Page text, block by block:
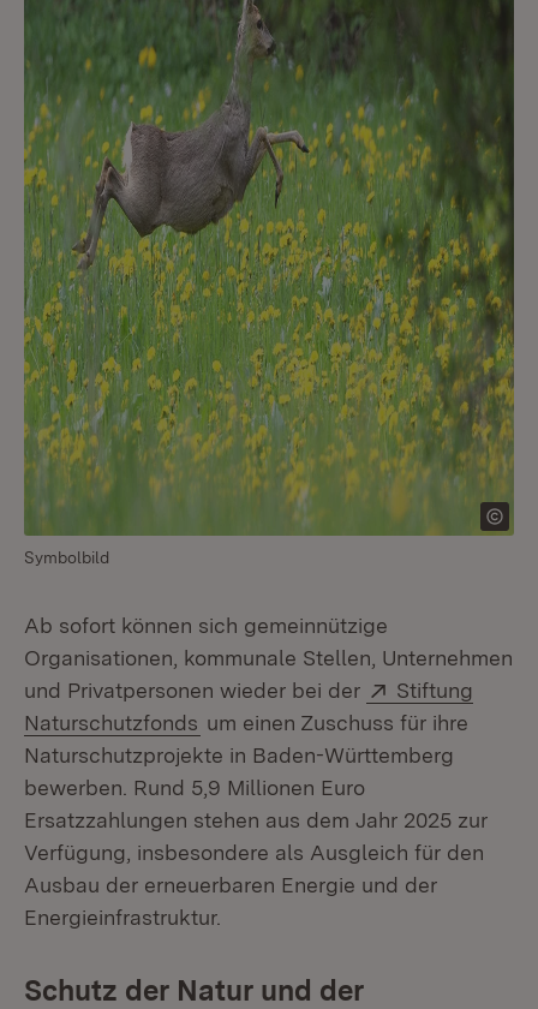
Symbolbild
Ab sofort können sich gemeinnützige
Organisationen, kommunale Stellen, Unternehmen
und Privatpersonen wieder bei der
Extern:
Stiftung
Naturschutzfonds (Öffnet in neuem Fenster)
um einen Zuschuss für ihre
Naturschutzprojekte in Baden-Württemberg
bewerben. Rund 5,9 Millionen Euro
Ersatzzahlungen stehen aus dem Jahr 2025 zur
Verfügung, insbesondere als Ausgleich für den
Ausbau der erneuerbaren Energie und der
Energieinfrastruktur.
Schutz der Natur und der